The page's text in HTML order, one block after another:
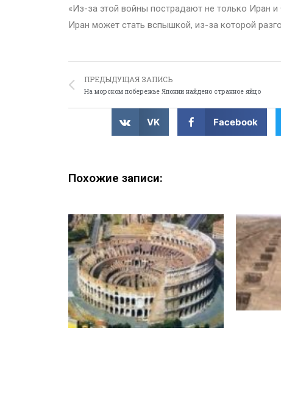
«Из-за этой войны пострадают не только Иран
Иран может стать вспышкой, из-за которой
ПРЕДЫДУЩАЯ ЗАПИСЬ
На морском побережье Японии найдено странное яйцо
VK Facebook
Похожие записи: